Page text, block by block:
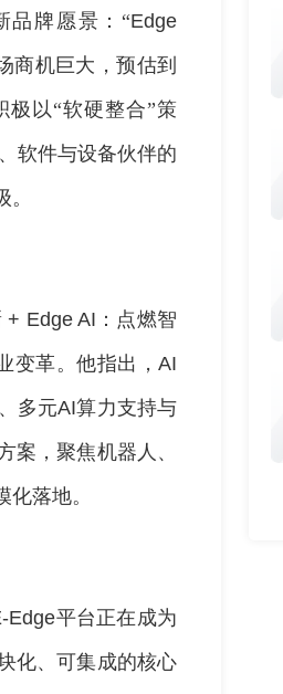
品牌愿景：“Edge
商机巨大，预估到
极以“软硬整合”策
软件与设备伙伴的
+ Edge AI ：点燃智
变革。他指出，AI
多元AI算力支持与
案，聚焦机器人、
落地。
Edge平台正在成为
化、可集成的核心